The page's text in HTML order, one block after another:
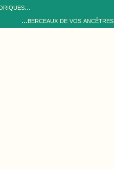
...berceaux de vos ancêtres